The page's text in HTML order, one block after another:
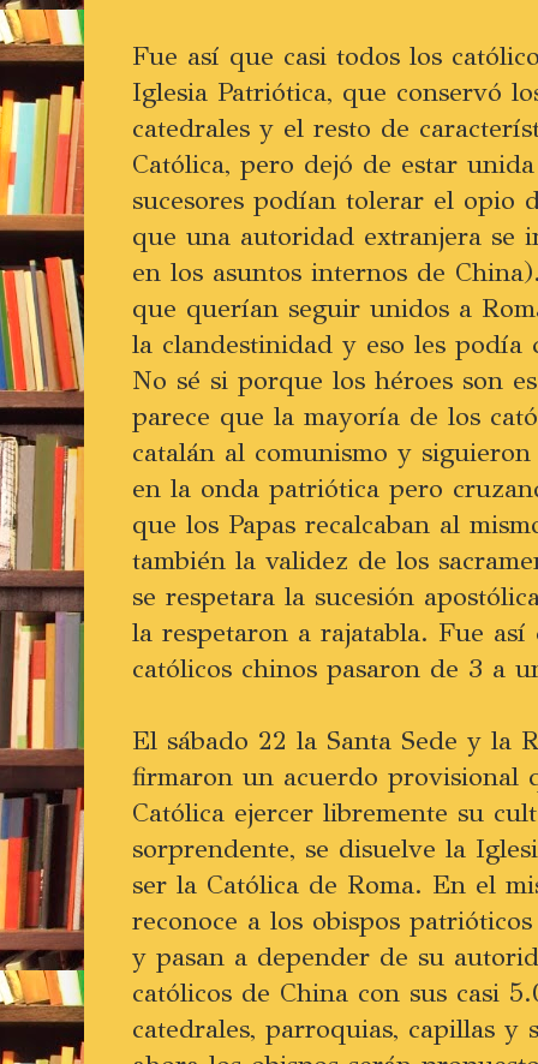
Fue así que casi todos los
Iglesia Patriótica, que conservó
catedrales y el resto de
Católica, pero dejó de estar
sucesores podían tolerar el opio
que una autoridad extranjera se
en los asuntos internos de
que querían seguir unidos a
la clandestinidad y eso les podía
No sé si porque los héroes son
parece que la mayoría de los
catalán al comunismo y
en la onda patriótica pero
que los Papas recalcaban al
también la validez de los
se respetara la sucesión
la respetaron a rajatabla. Fue así
católicos chinos pasaron de 3 a
El sábado 22 la Santa Sede y la
firmaron un acuerdo provisional
Católica ejercer libremente su
sorprendente, se disuelve la
ser la Católica de Roma. En el
reconoce a los obispos
y pasan a depender de su
católicos de China con sus casi
catedrales, parroquias, capillas